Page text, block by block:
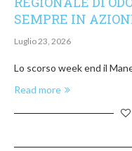
SEMPRE IN
Luglio 23, 2026
Lo scorso week end il
Read more